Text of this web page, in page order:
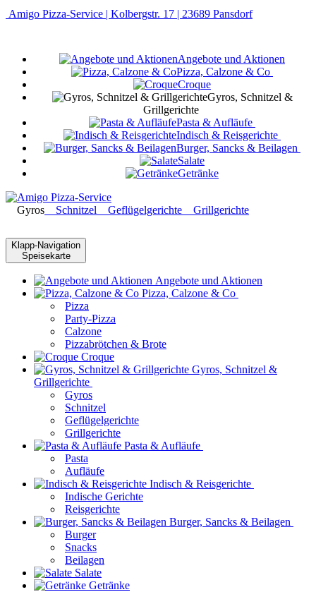
Amigo Pizza-Service | Kolbergstr. 17 | 23689 Pansdorf
Angebote und Aktionen
Pizza, Calzone & Co
Croque
Gyros, Schnitzel &
Grillgerichte
Pasta & Aufläufe
Indisch & Reisgerichte
Burger, Sancks & Beilagen
Salate
Getränke
Gyros Schnitzel Geflügelgerichte Grillgerichte
Klapp-Navigation
Speisekarte
Angebote und Aktionen
Pizza, Calzone & Co
Pizza
Party-Pizza
Calzone
Pizzabrötchen & Brote
Croque
Gyros, Schnitzel &
Grillgerichte
Gyros
Schnitzel
Geflügelgerichte
Grillgerichte
Pasta & Aufläufe
Pasta
Aufläufe
Indisch & Reisgerichte
Indische Gerichte
Reisgerichte
Burger, Sancks & Beilagen
Burger
Snacks
Beilagen
Salate
Getränke